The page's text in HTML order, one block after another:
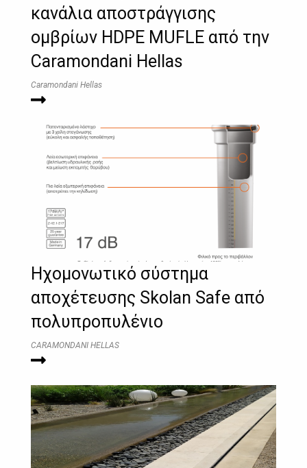
κανάλια αποστράγγισης
ομβρίων HDPE MUFLE από την
Caramondani Hellas
Caramondani Hellas
Ηχομονωτικό σύστημα
αποχέτευσης Skolan Safe από
πολυπροπυλένιο
CARAMONDANI HELLAS